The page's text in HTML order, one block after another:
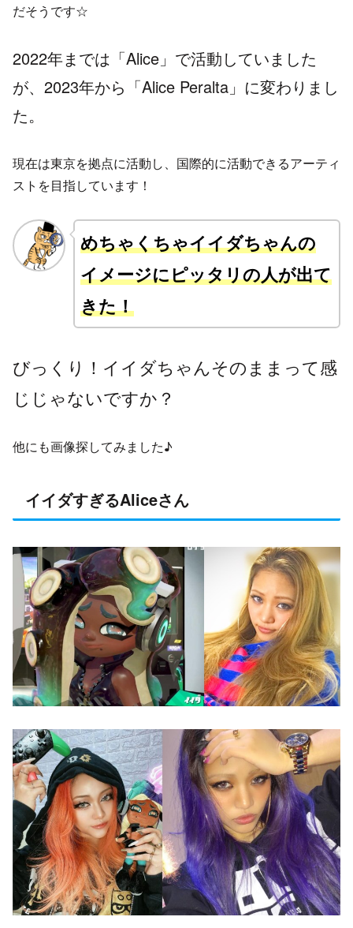
だそうです☆
2022年までは「Alice」で活動していました
が、2023年から「Alice Peralta」に変わりまし
た。
現在は東京を拠点に活動し、国際的に活動できるアーティ
ストを目指しています！
めちゃくちゃイイダちゃんの
イメージにピッタリの人が出て
きた！
びっくり！イイダちゃんそのままって感
じじゃないですか？
他にも画像探してみました♪
イイダすぎるAliceさん